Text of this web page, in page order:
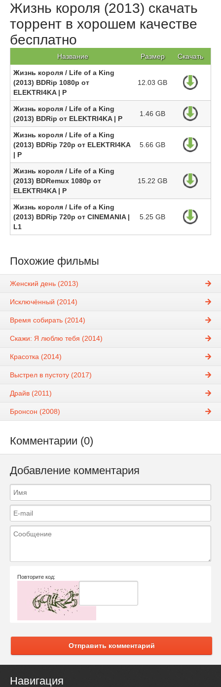
Жизнь короля (2013) скачать
торрент в хорошем качестве
бесплатно
Название Размер Скачать
Жизнь короля / Life of a King
(2013) BDRip 1080p от
ELEKTRI4KA | P
12.03 GB
Жизнь короля / Life of a King
(2013) BDRip от ELEKTRI4KA | P
1.46 GB
Жизнь короля / Life of a King
(2013) BDRip 720p от ELEKTRI4KA
| P
5.66 GB
Жизнь короля / Life of a King
(2013) BDRemux 1080p от
ELEKTRI4KA | P
15.22 GB
Жизнь короля / Life of a King
(2013) BDRip 720p от CINEMANIA |
L1
5.25 GB
Похожие фильмы
Женский день (2013)
Исключённый (2014)
Время собирать (2014)
Скажи: Я люблю тебя (2014)
Красотка (2014)
Выстрел в пустоту (2017)
Драйв (2011)
Бронсон (2008)
Комментарии (0)
Добавление комментария
Повторите код:
Отправить комментарий
Навигация